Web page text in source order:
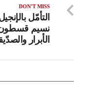
DON'T MISS
التأمّل
نسيم قسطون
الأبرار والصدّيقين في